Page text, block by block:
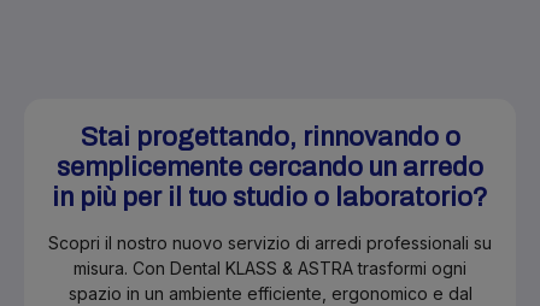
Stai progettando, rinnovando o
semplicemente cercando un arredo
in più per il tuo studio o laboratorio?
Scopri il nostro nuovo servizio di arredi professionali su
misura. Con Dental KLASS & ASTRA trasformi ogni
spazio in un ambiente efficiente, ergonomico e dal